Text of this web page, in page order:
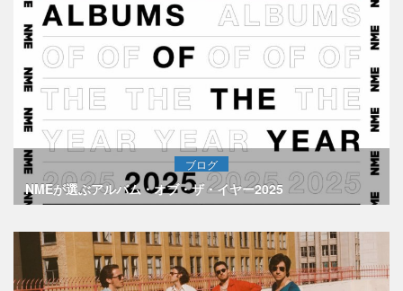
ブログ
NMEが選ぶアルバム・オブ・ザ・イヤー2025